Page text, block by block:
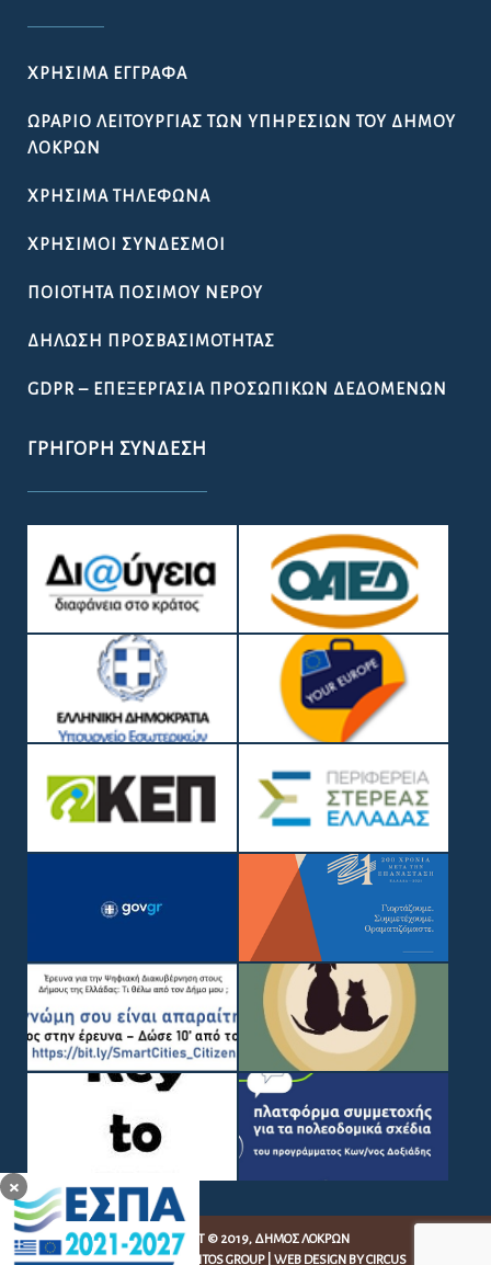
×
ΧΡΉΣΙΜΑ ΈΓΓΡΑΦΑ
ΩΡΆΡΙΟ ΛΕΙΤΟΥΡΓΊΑΣ ΤΩΝ ΥΠΗΡΕΣΙΏΝ ΤΟΥ ΔΉΜΟΥ
ΛΟΚΡΏΝ
ΧΡΉΣΙΜΑ ΤΗΛΈΦΩΝΑ
ΧΡΉΣΙΜΟΙ ΣΎΝΔΕΣΜΟΙ
ΠΟΙΌΤΗΤΑ ΠΌΣΙΜΟΥ ΝΕΡΟΎ
ΔΉΛΩΣΗ ΠΡΟΣΒΑΣΙΜΌΤΗΤΑΣ
GDPR – ΕΠΕΞΕΡΓΑΣΙΑ ΠΡΟΣΩΠΙΚΩΝ ΔΕΔΟΜΕΝΩΝ
ΓΡΉΓΟΡΗ ΣΎΝΔΕΣΗ
COPYRIGHT © 2019, ΔΉΜΟΣ ΛΟΚΡΏΝ
WEB DEVELOPMENT BY
EGRITOS GROUP| WEB DESIGN BY CIRCUS